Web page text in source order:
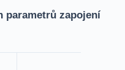
parametrů zapojení